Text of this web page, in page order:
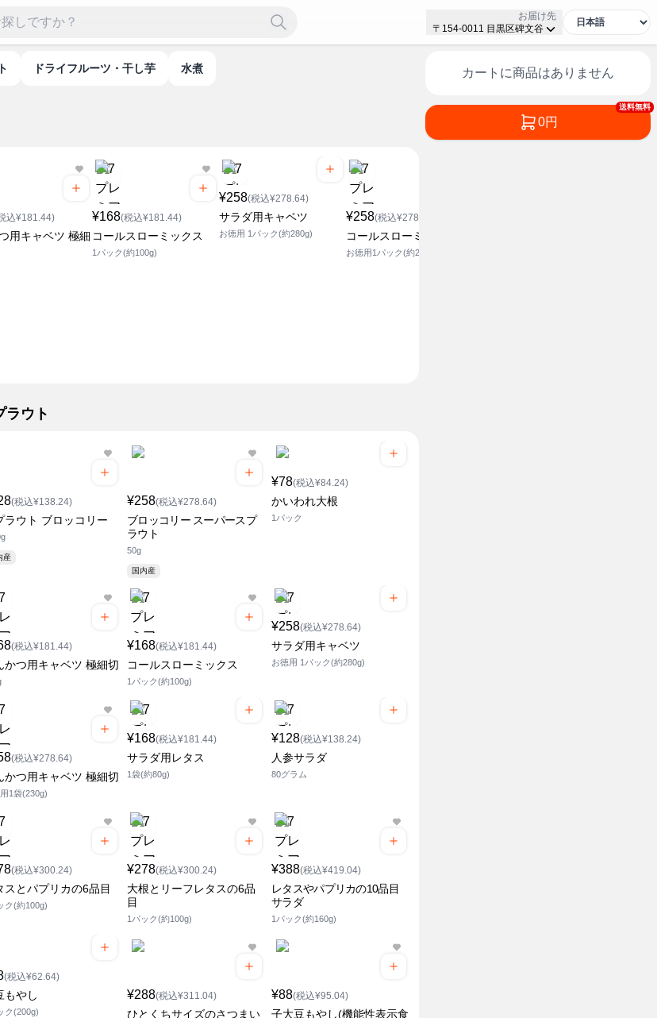
お届け先
〒154-0011 目黒区碑文谷
ドライフルーツ・干し芋 水煮
込¥181.44)
用キャベツ 極細
¥168(税込¥181.44)
コールスローミックス
1パック(約100g)
¥258(税込¥278.64)
サラダ用キャベツ
お徳用 1パック(約280g)
¥258(税込¥278.64)
コールスローミックス
お徳用1パック(約220g)
ラウト
(税込¥138.24)
ラウト ブロッコリー
産
¥258(税込¥278.64)
ブロッコリー スーパースプ
ラウト
50g
国内産
¥78(税込¥84.24)
かいわれ大根
1パック
(税込¥181.44)
かつ用キャベツ 極細切
¥168(税込¥181.44)
コールスローミックス
1パック(約100g)
¥258(税込¥278.64)
サラダ用キャベツ
お徳用 1パック(約280g)
(税込¥278.64)
かつ用キャベツ 極細切
1袋(230g)
¥168(税込¥181.44)
サラダ用レタス
1袋(約80g)
¥128(税込¥138.24)
人参サラダ
80グラム
(税込¥300.24)
スとパプリカの6品目
ク(約100g)
¥278(税込¥300.24)
大根とリーフレタスの6品
目
1パック(約100g)
¥388(税込¥419.04)
レタスやパプリカの10品目
サラダ
1パック(約160g)
(税込¥62.64)
もやし
ク(200g)
¥288(税込¥311.04)
ひとくちサイズのさつまい
¥88(税込¥95.04)
子大豆もやし(機能性表示食
カートに商品はありません
送料無料
0円